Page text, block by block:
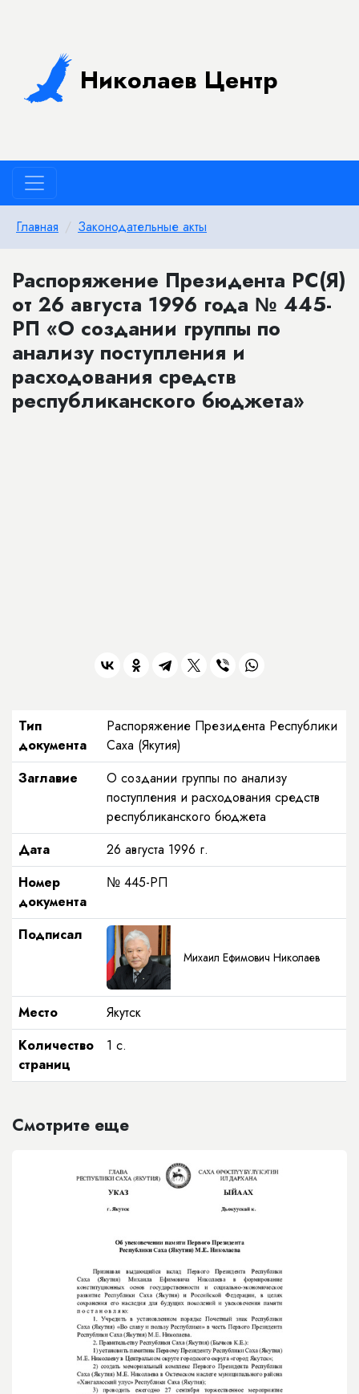
Николаев Центр
Главная Законодательные акты
Распоряжение Президента РС(Я)
от 26 августа 1996 года № 445-
РП «О создании группы по
анализу поступления и
расходования средств
республиканского бюджета»
Тип
документа
Распоряжение Президента Республики
Саха (Якутия)
Заглавие
О создании группы по анализу
поступления и расходования средств
республиканского бюджета
Дата
26 августа 1996 г.
Номер
документа
№ 445-РП
Подписал
Михаил Ефимович Николаев
Место
Якутск
Количество
страниц
1 с.
Смотрите еще